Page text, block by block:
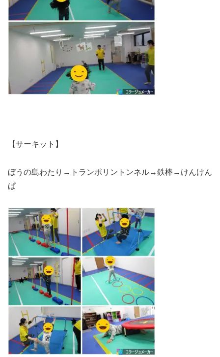
【サーキット】
ぼうの島わたり→トランポリントンネル→鉄棒→けんけん
ぱ